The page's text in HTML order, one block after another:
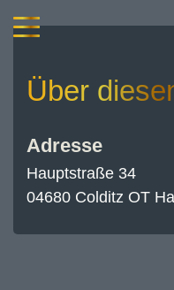
Über
Adresse
Hauptstraße 34
04680 Colditz OT